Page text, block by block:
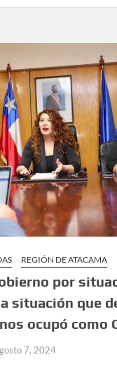
REGIÓN DE ATACAMA
por
situación que
ocupó como
7, 2024